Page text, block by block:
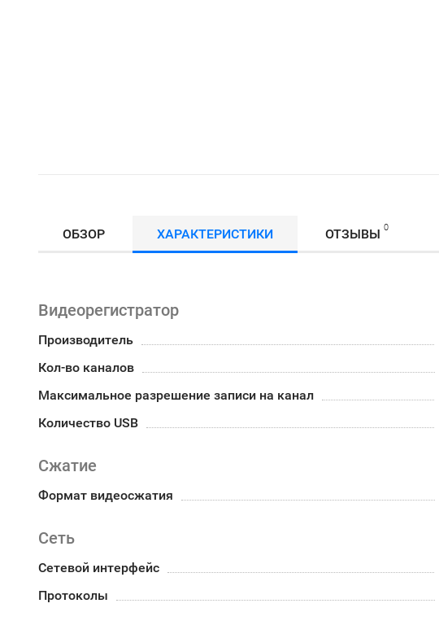
ОБЗОР ХАРАКТЕРИСТИКИ ОТЗЫВЫ 0
Видеорегистратор
Производитель
Кол-во каналов
Максимальное разрешение записи на канал
Количество USB
Сжатие
Формат видеосжатия
Сеть
Сетевой интерфейс
Протоколы